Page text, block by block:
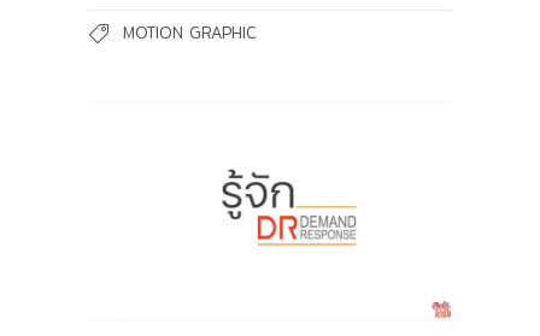
MOTION GRAPHIC